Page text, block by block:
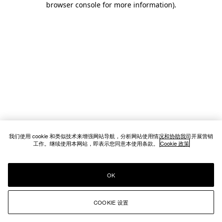
browser console for more information).
我们使用 cookie 和类似技术来增强网站导航，分析网站使用情况和协助我司开展营销
工作。继续使用本网站，即表示您同意本使用条款。 Cookie 政策
COOKIE 设置
OK